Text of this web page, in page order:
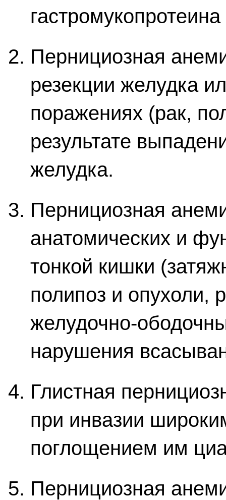
Пернициозная
резекции желудка
поражениях (рак,
результате
желудка.
Пернициозная
анатомических и
тонкой кишки
полипоз и опухоли,
желудочно-
нарушения
Глистная
при инвазии
поглощением им
Пернициозная